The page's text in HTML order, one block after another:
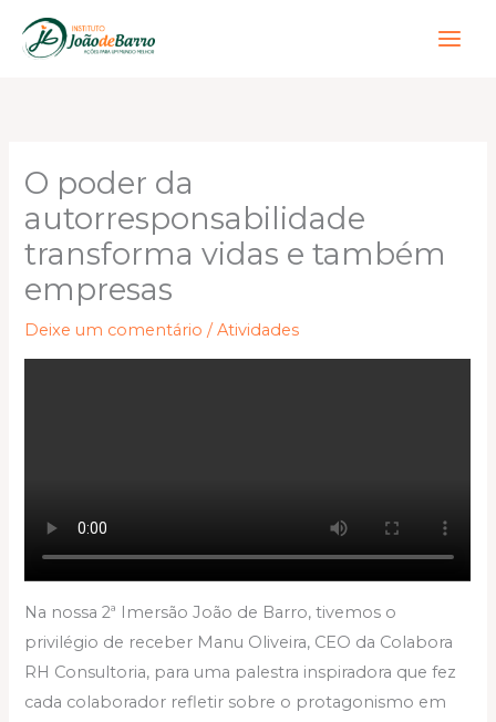
para
O poder da
autorresponsabilidade
transforma vidas e também
empresas
Deixe um comentário /Atividades
Na nossa 2ª Imersão João de Barro, tivemos o
privilégio de receber Manu Oliveira, CEO da Colabora
RH Consultoria, para uma palestra inspiradora que fez
cada colaborador refletir sobre o protagonismo em